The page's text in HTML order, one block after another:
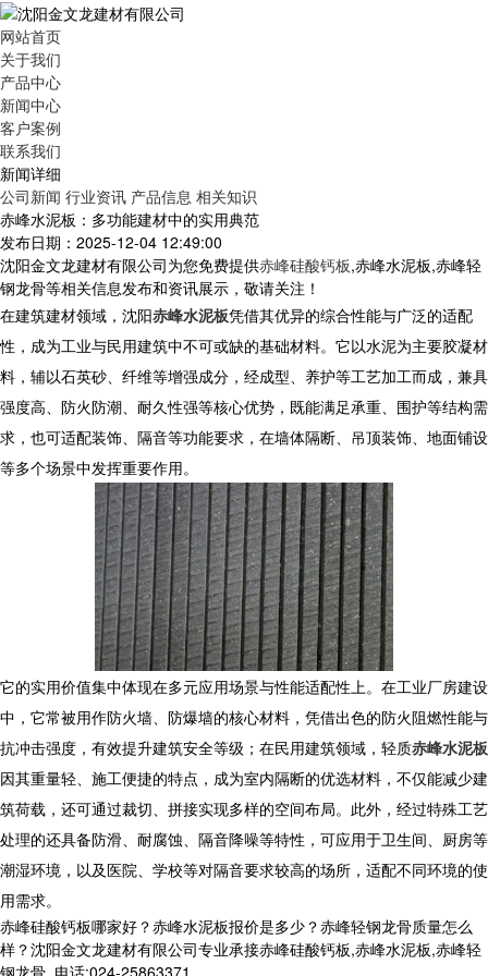
网站首页
关于我们
产品中心
新闻中心
客户案例
联系我们
新闻详细
公司新闻 行业资讯 产品信息 相关知识
赤峰水泥板：多功能建材中的实用典范
发布日期：2025-12-04 12:49:00
沈阳金文龙建材有限公司为您免费提供赤峰硅酸钙板,赤峰水泥板,赤峰轻
钢龙骨等相关信息发布和资讯展示，敬请关注！
在建筑建材领域，沈阳赤峰水泥板凭借其优异的综合性能与广泛的适配
性，成为工业与民用建筑中不可或缺的基础材料。它以水泥为主要胶凝材
料，辅以石英砂、纤维等增强成分，经成型、养护等工艺加工而成，兼具
强度高、防火防潮、耐久性强等核心优势，既能满足承重、围护等结构需
求，也可适配装饰、隔音等功能要求，在墙体隔断、吊顶装饰、地面铺设
等多个场景中发挥重要作用。
它的实用价值集中体现在多元应用场景与性能适配性上。在工业厂房建设
中，它常被用作防火墙、防爆墙的核心材料，凭借出色的防火阻燃性能与
抗冲击强度，有效提升建筑安全等级；在民用建筑领域，轻质赤峰水泥板
因其重量轻、施工便捷的特点，成为室内隔断的优选材料，不仅能减少建
筑荷载，还可通过裁切、拼接实现多样的空间布局。此外，经过特殊工艺
处理的还具备防滑、耐腐蚀、隔音降噪等特性，可应用于卫生间、厨房等
潮湿环境，以及医院、学校等对隔音要求较高的场所，适配不同环境的使
用需求。
赤峰硅酸钙板哪家好？赤峰水泥板报价是多少？赤峰轻钢龙骨质量怎么
样？沈阳金文龙建材有限公司专业承接赤峰硅酸钙板,赤峰水泥板,赤峰轻